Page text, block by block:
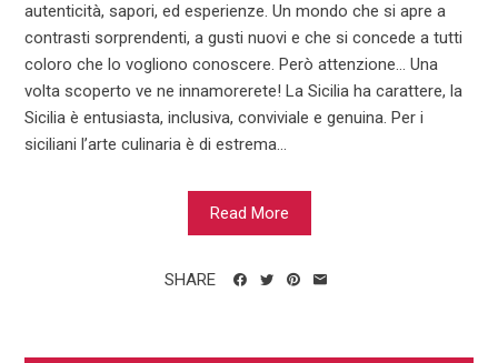
autenticità, sapori, ed esperienze. Un mondo che si apre a
contrasti sorprendenti, a gusti nuovi e che si concede a tutti
coloro che lo vogliono conoscere. Però attenzione… Una
volta scoperto ve ne innamorerete! La Sicilia ha carattere, la
Sicilia è entusiasta, inclusiva, conviviale e genuina. Per i
siciliani l’arte culinaria è di estrema...
Read More
SHARE